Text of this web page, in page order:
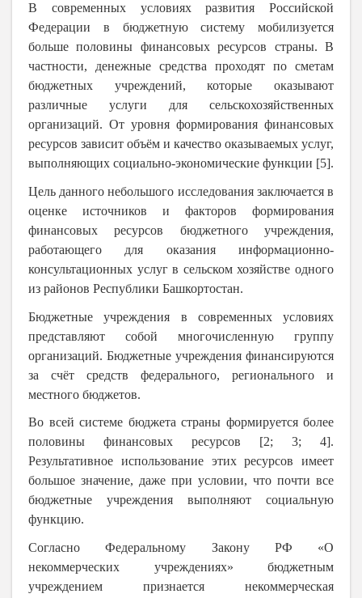
В современных условиях развития Российской
Федерации в бюджетную систему мобилизуется
больше половины финансовых ресурсов страны. В
частности, денежные средства проходят по сметам
бюджетных учреждений, которые оказывают
различные услуги для сельскохозяйственных
организаций. От уровня формирования финансовых
ресурсов зависит объём и качество оказываемых услуг,
выполняющих социально-экономические функции [5].
Цель данного небольшого исследования заключается в
оценке источников и факторов формирования
финансовых ресурсов бюджетного учреждения,
работающего для оказания информационно-
консультационных услуг в сельском хозяйстве одного
из районов Республики Башкортостан.
Бюджетные учреждения в современных условиях
представляют собой многочисленную группу
организаций. Бюджетные учреждения финансируются
за счёт средств федерального, регионального и
местного бюджетов.
Во всей системе бюджета страны формируется более
половины финансовых ресурсов [2; 3; 4].
Результативное использование этих ресурсов имеет
большое значение, даже при условии, что почти все
бюджетные учреждения выполняют социальную
функцию.
Согласно Федеральному Закону РФ «О
некоммерческих учреждениях» бюджетным
учреждением признается некоммерческая